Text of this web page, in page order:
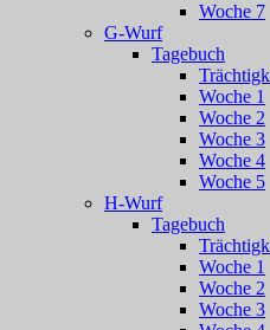
Woche 7
G-Wurf
Tagebuch
Woche 1
Woche 2
Woche 3
Woche 4
Woche 5
H-Wurf
Tagebuch
Woche 1
Woche 2
Woche 3